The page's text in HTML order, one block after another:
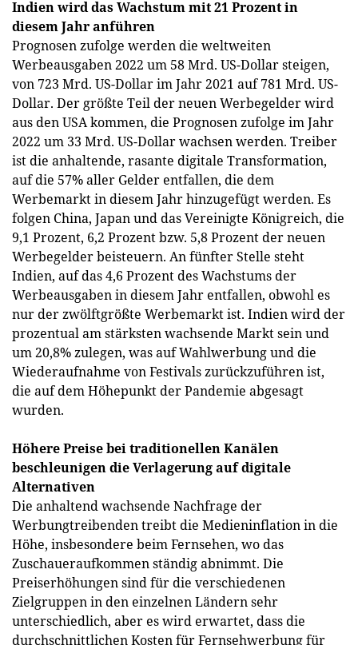
Indien wird das Wachstum mit 21 Prozent in
diesem Jahr anführen
Prognosen zufolge werden die weltweiten
Werbeausgaben 2022 um 58 Mrd. US-Dollar steigen,
von 723 Mrd. US-Dollar im Jahr 2021 auf 781 Mrd. US-
Dollar. Der größte Teil der neuen Werbegelder wird
aus den USA kommen, die Prognosen zufolge im Jahr
2022 um 33 Mrd. US-Dollar wachsen werden. Treiber
ist die anhaltende, rasante digitale Transformation,
auf die 57% aller Gelder entfallen, die dem
Werbemarkt in diesem Jahr hinzugefügt werden. Es
folgen China, Japan und das Vereinigte Königreich, die
9,1 Prozent, 6,2 Prozent bzw. 5,8 Prozent der neuen
Werbegelder beisteuern. An fünfter Stelle steht
Indien, auf das 4,6 Prozent des Wachstums der
Werbeausgaben in diesem Jahr entfallen, obwohl es
nur der zwölftgrößte Werbemarkt ist. Indien wird der
prozentual am stärksten wachsende Markt sein und
um 20,8% zulegen, was auf Wahlwerbung und die
Wiederaufnahme von Festivals zurückzuführen ist,
die auf dem Höhepunkt der Pandemie abgesagt
wurden.
Höhere Preise bei traditionellen Kanälen
beschleunigen die Verlagerung auf digitale
Alternativen
Die anhaltend wachsende Nachfrage der
Werbungtreibenden treibt die Medieninflation in die
Höhe, insbesondere beim Fernsehen, wo das
Zuschaueraufkommen ständig abnimmt. Die
Preiserhöhungen sind für die verschiedenen
Zielgruppen in den einzelnen Ländern sehr
unterschiedlich, aber es wird erwartet, dass die
durchschnittlichen Kosten für Fernsehwerbung für